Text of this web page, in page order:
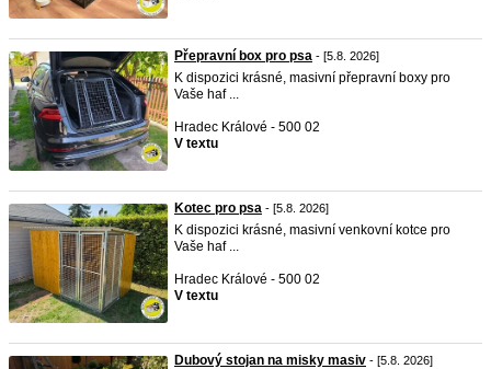
Přepravní box pro psa - [5.8. 2026]
K dispozici krásné, masivní přepravní boxy pro
Vaše haf ...
Hradec Králové - 500 02
V textu
Kotec pro psa - [5.8. 2026]
K dispozici krásné, masivní venkovní kotce pro
Vaše haf ...
Hradec Králové - 500 02
V textu
Dubový stojan na misky masiv - [5.8. 2026]